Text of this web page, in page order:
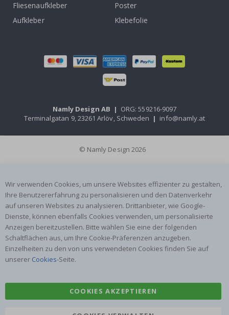
Fliesenaufkleber
Poster
Aufkleber
Klebefolie
Namly Design AB | ORG: 559216-9097
Terminalgatan 9, 23261 Arlöv, Schweden | info@namly.at
© Namly Design 2026
Wir verwenden Cookies, um unsere Websites effizienter zu gestalten,
Ihre Benutzererfahrung zu personalisieren und den Datenverkehr
auf unseren Websites zu analysieren. Drittanbieter, wie Google-
Dienste, können ebenfalls Cookies verwenden, um personalisierte
Anzeigen bereitzustellen. Bitte wählen Sie eine der folgenden
Schaltflächen aus, um Ihre Cookie-Präferenzen anzugeben.
Einzelheiten zu den von uns verwendeten Cookies finden Sie auf
unserer Cookies-Seite.
COOKIES AKZEPTIEREN